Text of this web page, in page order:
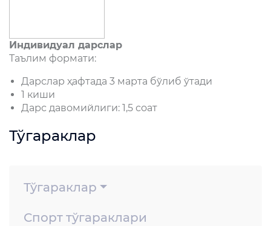
Индивидуал дарслар
Таълим формати:
Дарслар ҳафтада 3 марта бўлиб ўтади
1 киши
Дарс давомийлиги: 1,5 соат
Тўгараклар
Тўгараклар
Спорт тўгараклари